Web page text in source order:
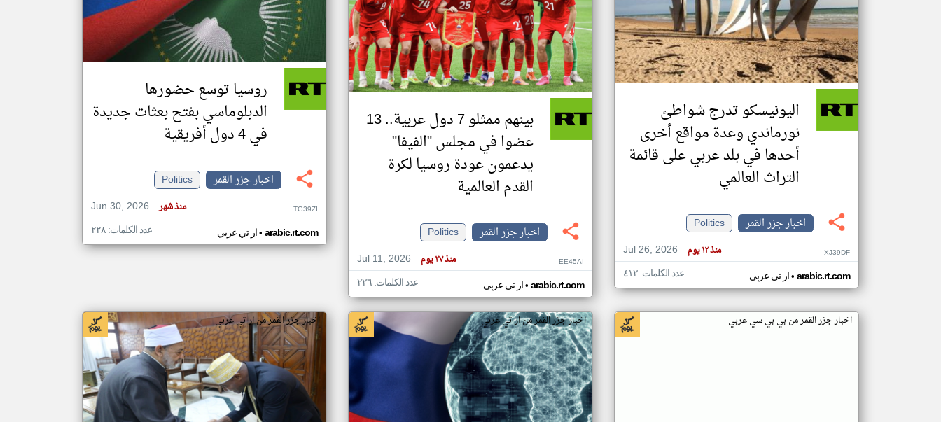
تغيير الدولة
اخبار جزر القمر على مدار الساعة
أهم اخبار جزر القمر العاجلة والمباشرة
اليونيسكو تدرج شواطئ
نورماندي وعدة مواقع أخرى
أحدها في بلد عربي على قائمة
التراث العالمي
اخبار جزر القمر
Politics
Jul 26, 2026
منذ ١٢ يوم XJ39DF
ار تي عربي• arabic.rt.com عدد الكلمات: ٤١٢
بينهم ممثلو 7 دول عربية.. 13
عضوا في مجلس "الفيفا"
يدعمون عودة روسيا لكرة
القدم العالمية
اخبار جزر القمر
Politics
Jul 11, 2026
منذ ٢٧ يوم EE45AI
ار تي عربي• arabic.rt.com عدد الكلمات: ٢٢٦
روسيا توسع حضورها
الدبلوماسي بفتح بعثات جديدة
في 4 دول أفريقية
اخبار جزر القمر
Politics
Jun 30, 2026
منذ شهر TG39ZI
ار تي عربي• arabic.rt.com عدد الكلمات: ٢٢٨
اخبار جزر القمر من بي بي سي عربي اخبار جزر القمر من ار تي عربي اخبار جزر القمر من ار تي عربي
klyoum.com